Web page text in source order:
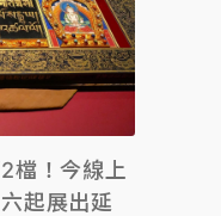
檔！今線上
起展出延